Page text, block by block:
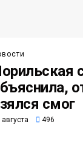
смог
496